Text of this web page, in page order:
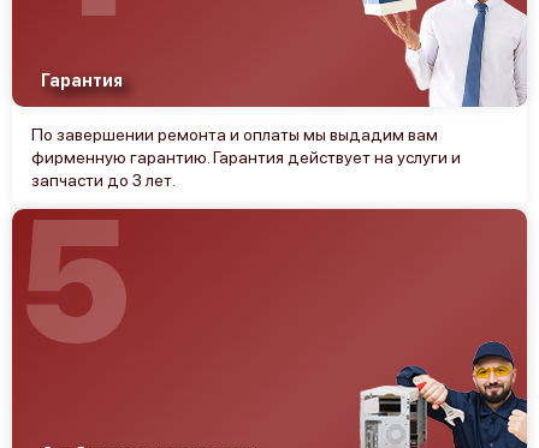
Гарантия
По завершении ремонта и оплаты мы выдадим вам
фирменную гарантию. Гарантия действует на услуги и
запчасти до 3 лет.
5